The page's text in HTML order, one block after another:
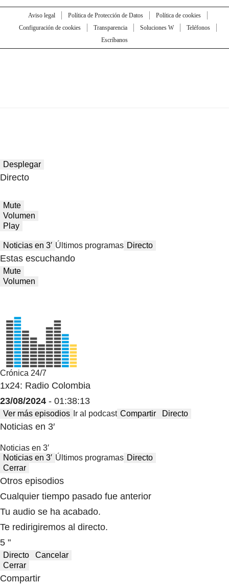
Aviso legal Política de Protección de Datos
Política de cookies
Configuración de cookies
Transparencia Soluciones W
Teléfonos
Escríbanos
Desplegar
Directo
Mute
Volumen
Play
Noticias en 3′ Últimos programas Directo
Estas escuchando
Mute
Volumen
Crónica 24/7
1x24: Radio Colombia
23/08/2024 - 01:38:13
Ver más episodios Ir al podcast Compartir Directo
Noticias en 3′
Noticias en 3′
Noticias en 3′ Últimos programas Directo
Cerrar
Otros episodios
Cualquier tiempo pasado fue anterior
Tu audio se ha acabado.
Te redirigiremos al directo.
5 "
Directo
Cancelar
Cerrar
Compartir